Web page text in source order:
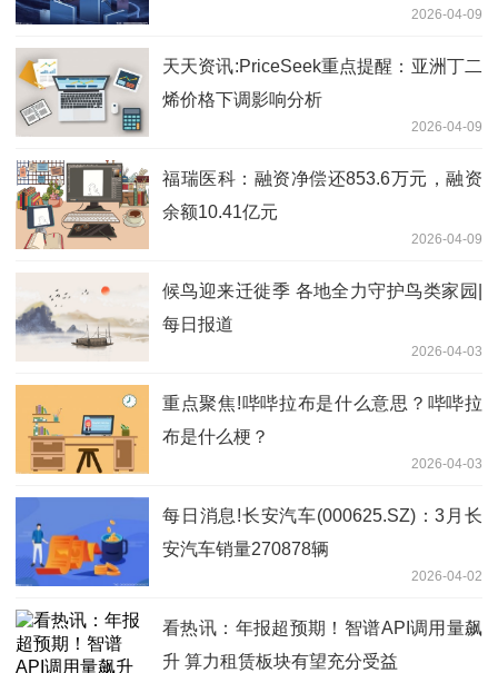
2026-04-09
天天资讯:PriceSeek重点提醒：亚洲丁二
烯价格下调影响分析
2026-04-09
福瑞医科：融资净偿还853.6万元，融资
余额10.41亿元
2026-04-09
候鸟迎来迁徙季 各地全力守护鸟类家园|
每日报道
2026-04-03
重点聚焦!哔哔拉布是什么意思？哔哔拉
布是什么梗？
2026-04-03
每日消息!长安汽车(000625.SZ)：3月长
安汽车销量270878辆
2026-04-02
看热讯：年报超预期！智谱API调用量飙
升 算力租赁板块有望充分受益